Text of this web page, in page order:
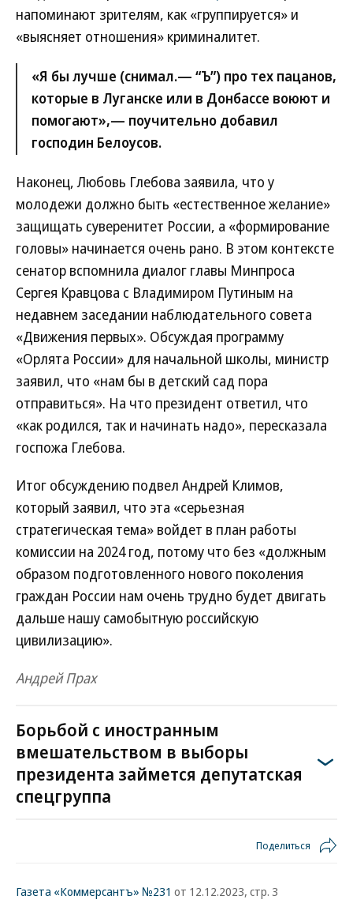
напоминают зрителям, как «группируется» и
«выясняет отношения» криминалитет.
«Я бы лучше (снимал.— “Ъ”) про тех пацанов,
которые в Луганске или в Донбассе воюют и
помогают»,— поучительно добавил
господин Белоусов.
Наконец, Любовь Глебова заявила, что у
молодежи должно быть «естественное желание»
защищать суверенитет России, а «формирование
головы» начинается очень рано. В этом контексте
сенатор вспомнила диалог главы Минпроса
Сергея Кравцова с Владимиром Путиным на
недавнем заседании наблюдательного совета
«Движения первых». Обсуждая программу
«Орлята России» для начальной школы, министр
заявил, что «нам бы в детский сад пора
отправиться». На что президент ответил, что
«как родился, так и начинать надо», пересказала
госпожа Глебова.
Итог обсуждению подвел Андрей Климов,
который заявил, что эта «серьезная
стратегическая тема» войдет в план работы
комиссии на 2024 год, потому что без «должным
образом подготовленного нового поколения
граждан России нам очень трудно будет двигать
дальше нашу самобытную российскую
цивилизацию».
Андрей Прах
Борьбой с иностранным
вмешательством в выборы
президента займется депутатская
спецгруппа
Поделиться
Газета «Коммерсантъ» №231 от 12.12.2023, стр. 3